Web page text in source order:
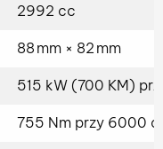
2992 cc
88 mm × 82 mm
515 kW (700 KM)
755 Nm przy 6000